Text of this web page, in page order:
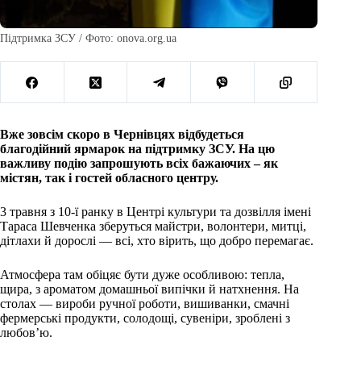
Підтримка ЗСУ / Фото: onova.org.ua
Вже зовсім скоро в Чернівцях відбудеться
благодійний ярмарок на підтримку ЗСУ. На цю
важливу подію запрошують всіх бажаючих – як
містян, так і гостей обласного центру.
3 травня з 10-ї ранку в Центрі культури та дозвілля імені
Тараса Шевченка зберуться майстри, волонтери, митці,
дітлахи й дорослі — всі, хто вірить, що добро перемагає.
Атмосфера там обіцяє бути дуже особливою: тепла,
щира, з ароматом домашньої випічки й натхнення. На
столах — вироби ручної роботи, вишиванки, смачні
фермерські продукти, солодощі, сувеніри, зроблені з
любов’ю.